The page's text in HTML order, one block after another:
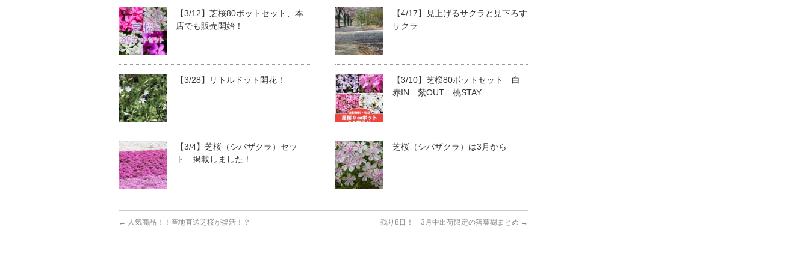
【3/12】芝桜80ポットセット、本
店でも販売開始！
【4/17】見上げるサクラと見下ろす
サクラ
【3/28】リトルドット開花！
【3/10】芝桜80ポットセット 白
赤IN 紫OUT 桃STAY
【3/4】芝桜（シバザクラ）セッ
ト 掲載しました！
芝桜（シバザクラ）は3月から
← 人気商品！！産地直送芝桜が復活！？ 残り8日！ 3月中出荷限定の落葉樹まとめ →